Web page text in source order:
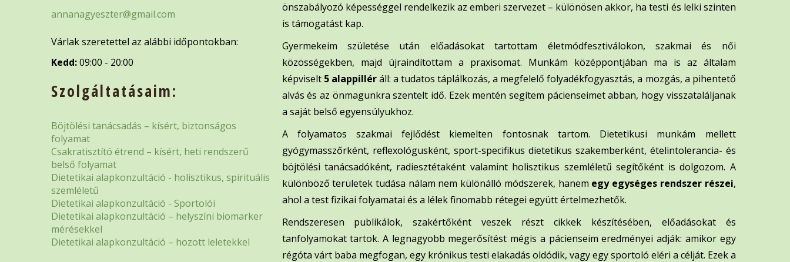
annanagyeszter@gmail.com
Várlak szeretettel az alábbi időpontokban:
Kedd:09:00 - 20:00
Szolgáltatásaim:
Böjtölési tanácsadás – kísért, biztonságos
folyamat
Csakratisztító étrend – kísért, heti rendszerű
belső folyamat
Dietetikai alapkonzultáció - holisztikus, spirituális
szemléletű
Dietetikai alapkonzultáció - Sportolói
Dietetikai alapkonzultáció – helyszíni biomarker
mérésekkel
Dietetikai alapkonzultáció – hozott leletekkel
önszabályozó képességgel rendelkezik az emberi szervezet – különösen akkor, ha testi és lelki szinten
is támogatást kap.
Gyermekeim születése után előadásokat tartottam életmódfesztiválokon, szakmai és női
közösségekben, majd újraindítottam a praxisomat. Munkám középpontjában ma is az általam
képviselt 5 alappilléráll: a tudatos táplálkozás, a megfelelő folyadékfogyasztás, a mozgás, a pihentető
alvás és az önmagunkra szentelt idő. Ezek mentén segítem pácienseimet abban, hogy visszataláljanak
a saját belső egyensúlyukhoz.
A folyamatos szakmai fejlődést kiemelten fontosnak tartom. Dietetikusi munkám mellett
gyógymasszőrként, reflexológusként, sport-specifikus dietetikus szakemberként, ételintolerancia- és
böjtölési tanácsadóként, radiesztétaként valamint holisztikus szemléletű segítőként is dolgozom. A
különböző területek tudása nálam nem különálló módszerek, hanem egy egységes rendszer részei,
ahol a test fizikai folyamatai és a lélek finomabb rétegei együtt értelmezhetők.
Rendszeresen publikálok, szakértőként veszek részt cikkek készítésében, előadásokat és
tanfolyamokat tartok. A legnagyobb megerősítést mégis a pácienseim eredményei adják: amikor egy
régóta várt baba megfogan, egy krónikus testi elakadás oldódik, vagy egy sportoló eléri a célját. Ezek a